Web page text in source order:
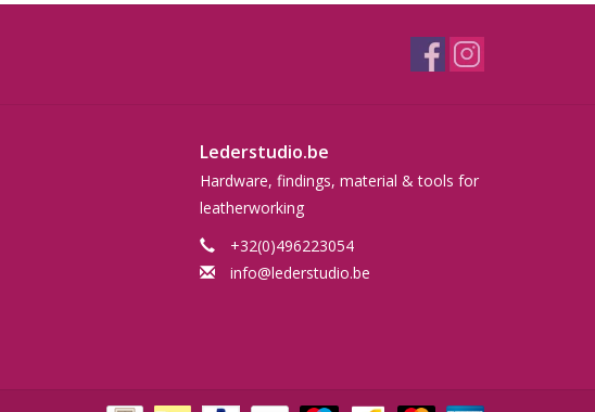
Lederstudio.be
Hardware, findings, material & tools for
leatherworking
+32(0)496223054
info@lederstudio.be